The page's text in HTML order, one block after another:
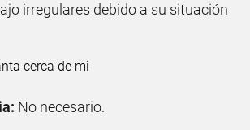
irregulares debido a su situación
No necesario.